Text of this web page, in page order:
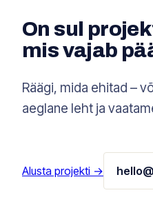
On sul
mis vajab
Räägi, mida ehitad –
aeglane leht ja
Alusta projekti →